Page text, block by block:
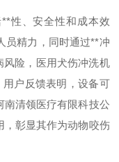
性、安全性和成本效
员精力，同时通过**冲
险，医用犬伤冲洗机
户反馈表明，设备可
南清领医疗有限科技公
，彰显其作为动物咬伤